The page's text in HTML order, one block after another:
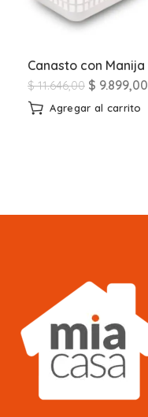
Canasto con Manija
$11.646,00 $ 9.899,00
Agregar al carrito